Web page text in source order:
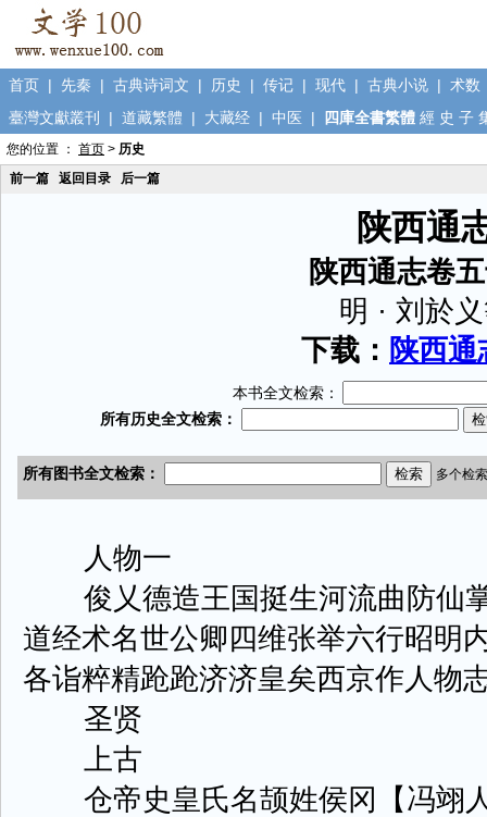
首页 | 先秦 | 古典诗词文 | 历史 | 传记 | 现代 | 古典小说 | 术数
臺灣文獻叢刊
| 道藏繁體 | 大藏经 | 中医 | 四庫全書繁體 經 史 子
您的位置 ： 首页 > 历史
前一篇
返回目录 后一篇
陕西通
陕西通志卷
明 · 刘於
下载： 陕西
本书全文检索：
人物一
俊乂德造王国挺生河流曲防仙
道经术名世公卿四维张举六行昭明
各诣粹精跄跄济济皇矣西京作人物
圣贤
上古
仓帝史皇氏名颉姓侯冈【冯翊